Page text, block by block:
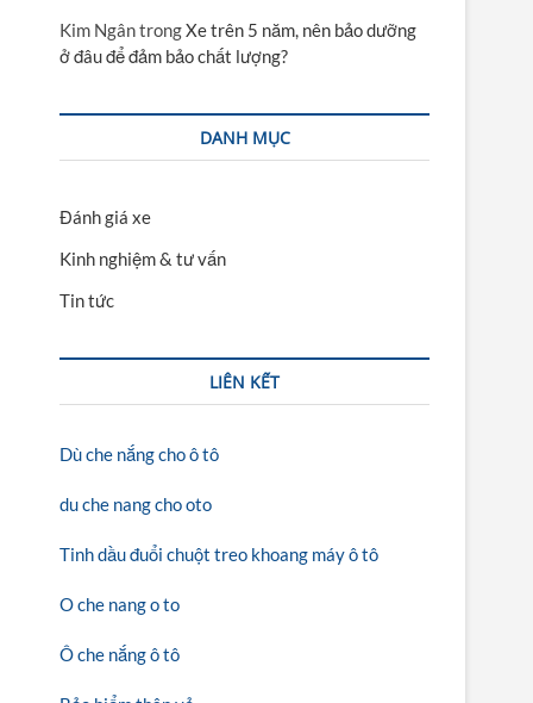
Kim NgântrongXe trên 5 năm, nên bảo dưỡng
ở đâu để đảm bảo chất lượng?
DANH MỤC
Đánh giá xe
Kinh nghiệm & tư vấn
Tin tức
LIÊN KẾT
Dù che nắng cho ô tô
du che nang cho oto
Tinh dầu đuổi chuột treo khoang máy ô tô
O che nang o to
Ô che nắng ô tô